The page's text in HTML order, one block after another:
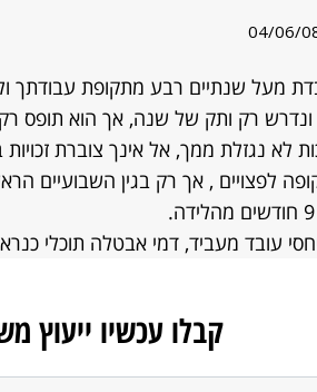
04/06/
מעל שנתיים רבע מתקופת עבודתך
רק ותק של שנה, אך הוא תופס רק
לא נגזלת ממך, אל אינך צוברת
לפצויים , אך רק בגין השבועיים
קבלו עכשיו ייעוץ